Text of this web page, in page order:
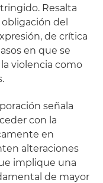
Resalta
del
de crítica
en que se
violencia como
señala
con la
en
alteraciones
implique una
de mayor